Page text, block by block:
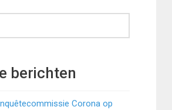
berichten
Corona op